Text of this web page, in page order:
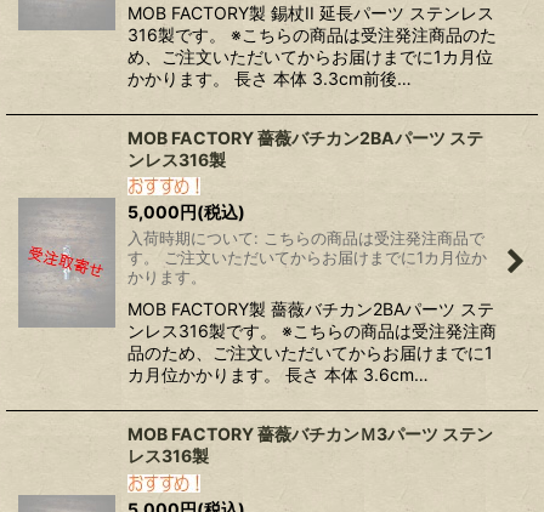
MOB FACTORY製 錫杖II 延長パーツ ステンレス
316製です。 ※こちらの商品は受注発注商品のた
め、ご注文いただいてからお届けまでに1カ月位
かかります。 長さ 本体 3.3cm前後…
MOB FACTORY 薔薇バチカン2BAパーツ ステ
ンレス316製
5,000円(税込)
入荷時期について: こちらの商品は受注発注商品で
す。 ご注文いただいてからお届けまでに1カ月位か
かります。
MOB FACTORY製 薔薇バチカン2BAパーツ ステ
ンレス316製です。 ※こちらの商品は受注発注商
品のため、ご注文いただいてからお届けまでに1
カ月位かかります。 長さ 本体 3.6cm…
MOB FACTORY 薔薇バチカンＭ3パーツ ステン
レス316製